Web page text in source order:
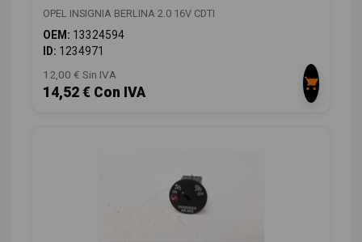
OPEL INSIGNIA BERLINA 2.0 16V CDTI
OEM: 13324594
ID: 1234971
12,00 € Sin IVA
14,52 € Con IVA